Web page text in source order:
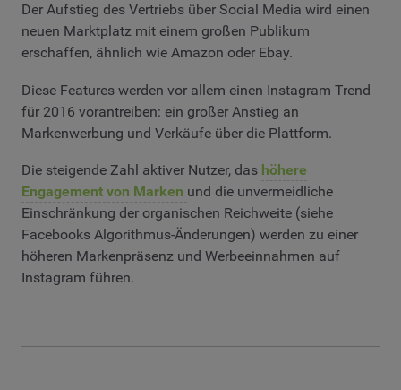
Der Aufstieg des Vertriebs über Social Media wird einen
neuen Marktplatz mit einem großen Publikum
erschaffen, ähnlich wie Amazon oder Ebay.
Diese Features werden vor allem einen Instagram Trend
für 2016 vorantreiben: ein großer Anstieg an
Markenwerbung und Verkäufe über die Plattform.
Die steigende Zahl aktiver Nutzer, das höhere
Engagement von Marken und die unvermeidliche
Einschränkung der organischen Reichweite (siehe
Facebooks Algorithmus-Änderungen) werden zu einer
höheren Markenpräsenz und Werbeeinnahmen auf
Instagram führen.